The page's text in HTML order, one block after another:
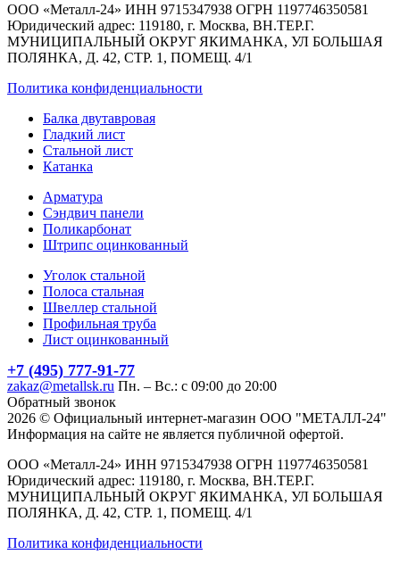
ООО «Металл-24» ИНН 9715347938 ОГРН 1197746350581
Юридический адрес: 119180, г. Москва, ВН.ТЕР.Г.
МУНИЦИПАЛЬНЫЙ ОКРУГ ЯКИМАНКА, УЛ БОЛЬШАЯ
ПОЛЯНКА, Д. 42, СТР. 1, ПОМЕЩ. 4/1
Политика конфиденциальности
Балка двутавровая
Гладкий лист
Стальной лист
Катанка
Арматура
Сэндвич панели
Поликарбонат
Штрипс оцинкованный
Уголок стальной
Полоса стальная
Швеллер стальной
Профильная труба
Лист оцинкованный
+7 (495) 777-91-77
zakaz@metallsk.ru Пн. – Вс.: с 09:00 до 20:00
Обратный звонок
2026 © Официальный интернет-магазин ООО "МЕТАЛЛ-24"
Информация на сайте не является публичной офертой.
ООО «Металл-24» ИНН 9715347938 ОГРН 1197746350581
Юридический адрес: 119180, г. Москва, ВН.ТЕР.Г.
МУНИЦИПАЛЬНЫЙ ОКРУГ ЯКИМАНКА, УЛ БОЛЬШАЯ
ПОЛЯНКА, Д. 42, СТР. 1, ПОМЕЩ. 4/1
Политика конфиденциальности